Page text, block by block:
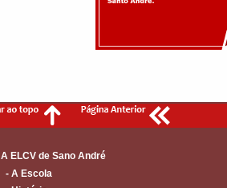
A ELCV de Sano André
- A Escola